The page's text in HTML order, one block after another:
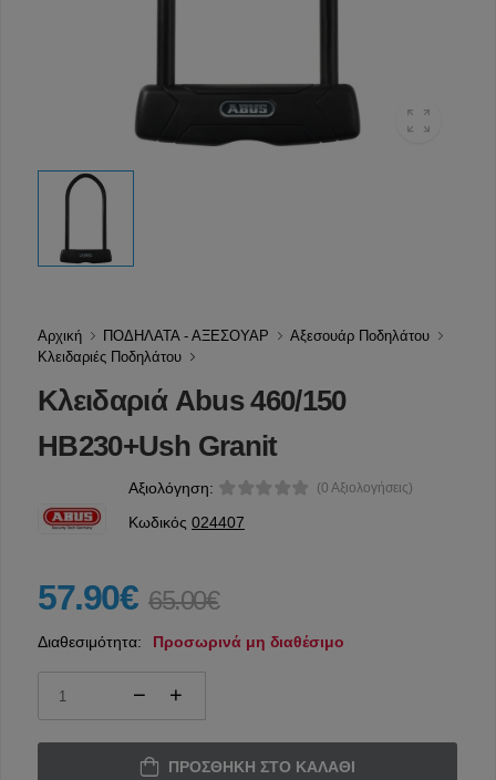
Αρχική ΠΟΔΗΛΑΤΑ - ΑΞΕΣΟΥΑΡ
Αξεσουάρ Ποδηλάτου
Κλειδαριές Ποδηλάτου
Κλειδαριά Abus 460/150
HB230+Ush Granit
Αξιολόγηση: (0 Αξιολογήσεις)
Κωδικός 024407
57.90€ 65.00€
Διαθεσιμότητα: Προσωρινά μη διαθέσιμο
ΠΡΟΣΘΉΚΗ ΣΤΟ ΚΑΛΆΘΙ